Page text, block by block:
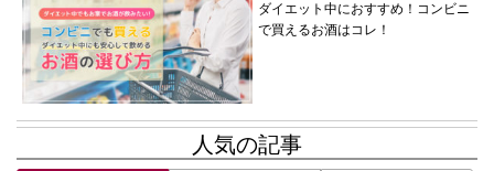
ダイエット中におすすめ！コンビニ
で買えるお酒はコレ！
人気の記事